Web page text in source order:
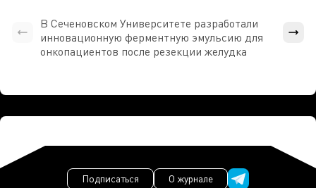
В Сеченовском Университете разработали
инновационную ферментную эмульсию для
онкопациентов после резекции желудка
Подписаться О журнале